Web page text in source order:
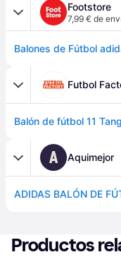
Footstore
7,99 € de
Futbol
Balón de fútbol 11
A Aquimejor
Productos